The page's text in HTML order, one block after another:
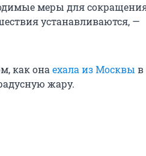
меры для
устанавливаются, —
как она ехала из Москвы в
жару.